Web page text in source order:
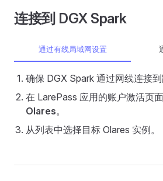
连接到 DGX Spark
通过有线局域网设置
确保 DGX Spark 通过网线连接到
在 LarePass 应用的账户激活页
Olares。
从列表中选择目标 Olares 实例。